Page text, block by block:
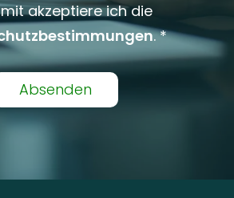
akzeptiere ich die
. *